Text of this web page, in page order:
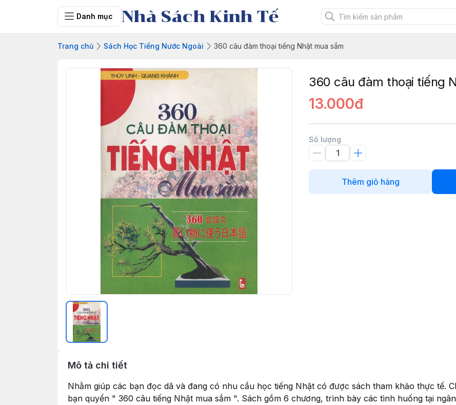
Danh mục Nhà Sách Kinh Tế
Trang chủ Sách Học Tiếng Nước Ngoài 360 câu đàm thoại tiếng Nhật mua sắm
360 câu đàm thoại tiếng
13.000đ
Số lượng
Thêm giỏ hàng
Mô tả chi tiết
Nhằm giúp các bạn đọc dã và đang có nhu cầu học tiếng Nhật có được sách tham khảo thực tế.
bạn quyển " 360 câu tiếng Nhật mua sắm ". Sách gồm 6 chương, trình bày các tình huống tại